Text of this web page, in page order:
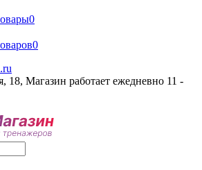
0
0
18, Магазин работает ежедневно 11 -